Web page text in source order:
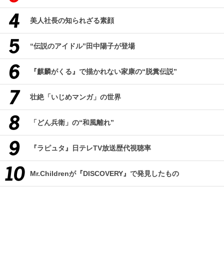
美人社長の知られざる素顔
“伝説のアイドル”田中陽子が登場
『麒麟がくる』で描かれない家康の“脱糞伝説”
壮絶「いじめマンガ」の世界
「どん兵衛」の“和風離れ”
『ラピュタ』日テレTV放送歴代視聴率
Mr.Childrenが『DISCOVERY』で発見したもの